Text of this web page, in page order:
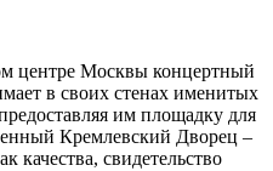
центре Москвы концертный
в своих стенах именитых
им площадку для
Кремлевский Дворец –
качества, свидетельство